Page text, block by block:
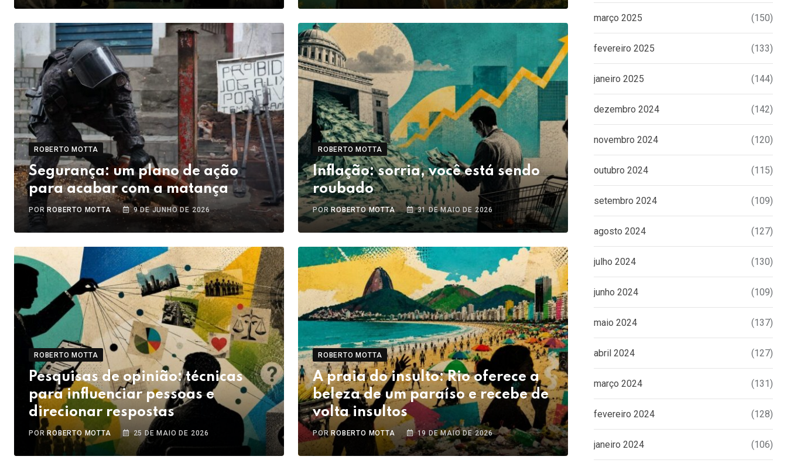
ROBERTO MOTTA
Segurança: um plano de ação
para acabar com a matança
PORROBERTO MOTTA 9 DE JUNHO DE 2026
ROBERTO MOTTA
Inflação: sorria, você está sendo
roubado
PORROBERTO MOTTA 31 DE MAIO DE 2026
ROBERTO MOTTA
Pesquisas de opinião: técnicas
para influenciar pessoas e
direcionar respostas
PORROBERTO MOTTA 25 DE MAIO DE 2026
ROBERTO MOTTA
A praia do insulto: Rio oferece a
beleza de um paraíso e recebe de
volta insultos
POR ROBERTO MOTTA 19 DE MAIO DE 2026
março 2025 (150)
fevereiro 2025 (133)
janeiro 2025 (144)
dezembro 2024 (142)
novembro 2024 (120)
outubro 2024 (115)
setembro 2024 (109)
agosto 2024 (127)
julho 2024 (130)
junho 2024 (109)
maio 2024 (137)
abril 2024 (127)
março 2024 (131)
fevereiro 2024 (128)
janeiro 2024 (106)